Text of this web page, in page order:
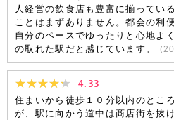
人経営の飲食店も豊富に揃ってい
ことはまずありません。都会の利
自分のペースでゆったりと心地よ
の取れた駅だと感じています。
(
4.33
住まいから徒歩１０分以内のとこ
が、駅に向かう道中は商店街を抜